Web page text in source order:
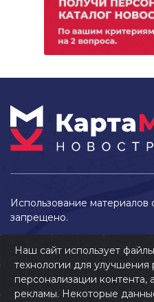
Использование материалов
запрещено.
Наш сайт использует
технологии для улучшения
персонализации контента,
рекламы. Некоторые